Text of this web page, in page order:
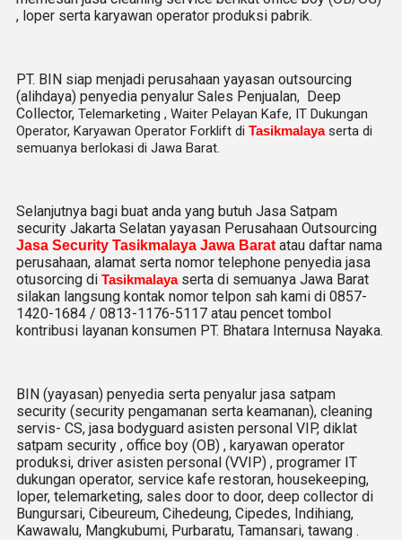
, loper serta karyawan operator produksi pabrik.
PT. BIN siap menjadi perusahaan yayasan outsourcing
(alihdaya) penyedia penyalur Sales Penjualan, Deep
Collector, Telemarketing , Waiter Pelayan Kafe, IT Dukungan
Operator, Karyawan Operator Forklift di Tasikmalayaserta di
semuanya berlokasi di Jawa Barat.
Selanjutnya bagi buat anda yang butuh Jasa Satpam
security Jakarta Selatan yayasan Perusahaan Outsourcing
Jasa Security Tasikmalaya Jawa Baratatau daftar nama
perusahaan, alamat serta nomor telephone penyedia jasa
otusorcing di Tasikmalayaserta di semuanya Jawa Barat
silakan langsung kontak nomor telpon sah kami di 0857-
1420-1684 / 0813-1176-5117 atau pencet tombol
kontribusi layanan konsumen PT. Bhatara Internusa Nayaka.
BIN (yayasan) penyedia serta penyalur jasa satpam
security (security pengamanan serta keamanan), cleaning
servis- CS, jasa bodyguard asisten personal VIP, diklat
satpam security , office boy (OB) , karyawan operator
produksi, driver asisten personal (VVIP) , programer IT
dukungan operator, service kafe restoran, housekeeping,
loper, telemarketing, sales door to door, deep collector di
Bungursari, Cibeureum, Cihedeung, Cipedes, Indihiang,
Kawawalu, Mangkubumi, Purbaratu, Tamansari, tawang .